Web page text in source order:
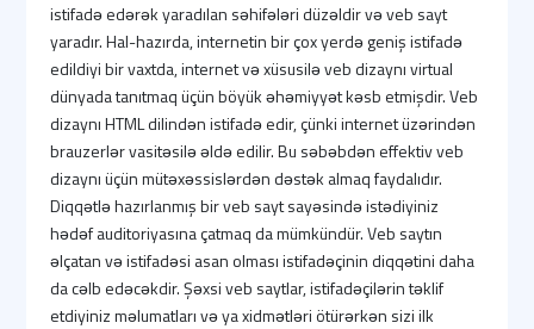
istifadə edərək yaradılan səhifələri düzəldir və veb sayt
yaradır. Hal-hazırda, internetin bir çox yerdə geniş istifadə
edildiyi bir vaxtda, internet və xüsusilə veb dizaynı virtual
dünyada tanıtmaq üçün böyük əhəmiyyət kəsb etmişdir. Veb
dizaynı HTML dilindən istifadə edir, çünki internet üzərindən
brauzerlər vasitəsilə əldə edilir. Bu səbəbdən effektiv veb
dizaynı üçün mütəxəssislərdən dəstək almaq faydalıdır.
Diqqətlə hazırlanmış bir veb sayt sayəsində istədiyiniz
hədəf auditoriyasına çatmaq da mümkündür. Veb saytın
əlçatan və istifadəsi asan olması istifadəçinin diqqətini daha
da cəlb edəcəkdir. Şəxsi veb saytlar, istifadəçilərin təklif
etdiyiniz məlumatları və ya xidmətləri ötürərkən sizi ilk